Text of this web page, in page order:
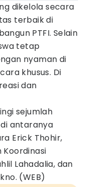
dikelola secara
terbaik di
PTFI. Selain
tetap
nyaman di
khusus. Di
dan
sejumlah
antaranya
Erick Thohir,
Lahadalia, dan
(WEB)